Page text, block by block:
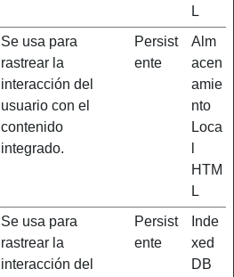
L
Se usa para
rastrear la
interacción del
usuario con el
contenido
integrado.
Persist
ente
Alm
acen
amie
nto
Loca
HTM
L
Se usa para
rastrear la
interacción del
Persist
ente
Inde
xed
DB